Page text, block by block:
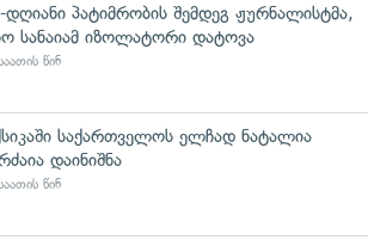
პატიმრობის შემდეგ ჟურნალისტმა,
სანაიამ იზოლატორი დატოვა
წინ
საქართველოს ელჩად ნატალია
დაინიშნა
წინ